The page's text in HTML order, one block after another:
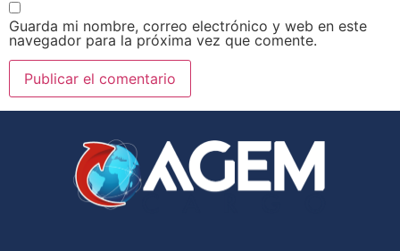
Guarda mi nombre, correo electrónico y web en este
navegador para la próxima vez que comente.